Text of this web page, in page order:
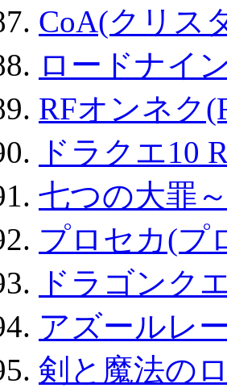
CoA(クリス
ロードナイ
RFオンネク
ドラクエ10
七つの大罪
プロセカ(プ
ドラゴンク
アズールレ
剣と魔法の